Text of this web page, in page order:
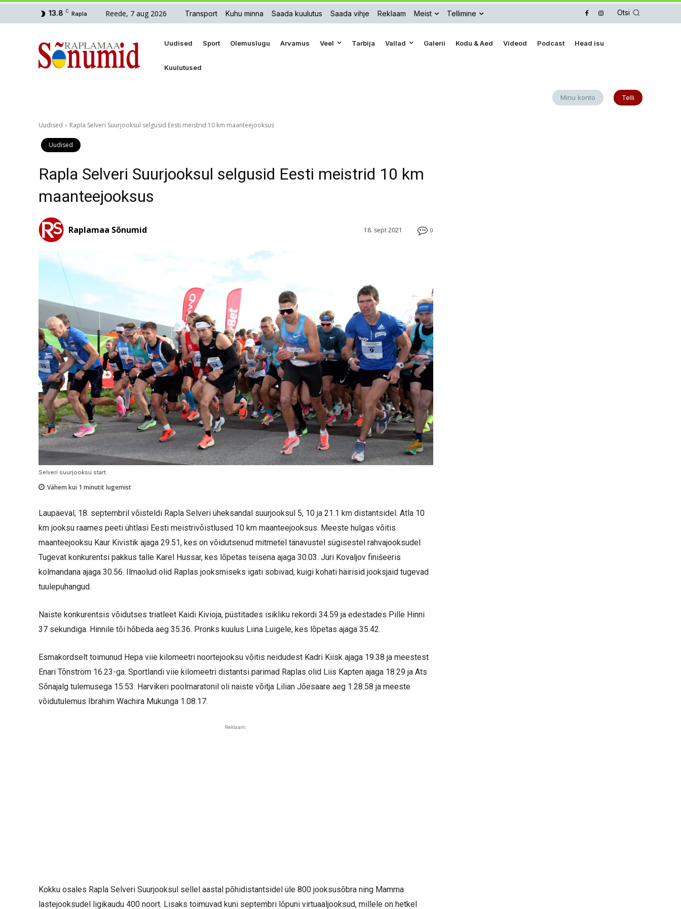
13.8 C Rapla Reede, 7 aug 2026 Transport Kuhu minna Saada kuulutus Saada vihje Reklaam Meist Tellimine Otsi
Uudised Sport Olemuslugu Arvamus Veel Tarbija Vallad Galerii Kodu & Aed Videod Podcast Head isu
Kuulutused
Minu konto Telli
Uudised Rapla Selveri Suurjooksul selgusid Eesti meistrid 10 km maanteejooksus
Uudised
Rapla Selveri Suurjooksul selgusid Eesti meistrid 10 km
maanteejooksus
0
18. sept 2021
Raplamaa Sõnumid
Selveri suurjooksu start.
Vähem kui 1 minutit lugemist
Laupäeval, 18. septembril võisteldi Rapla Selveri üheksandal suurjooksul 5, 10 ja 21.1 km distantsidel. Atla 10
km jooksu raames peeti ühtlasi Eesti meistrivõistlused 10 km maanteejooksus. Meeste hulgas võitis
maanteejooksu Kaur Kivistik ajaga 29.51, kes on võidutsenud mitmetel tänavustel sügisestel rahvajooksudel.
Tugevat konkurentsi pakkus talle Karel Hussar, kes lõpetas teisena ajaga 30.03. Juri Kovaljov finišeeris
kolmandana ajaga 30.56. Ilmaolud olid Raplas jooksmiseks igati sobivad, kuigi kohati häirisid jooksjaid tugevad
tuulepuhangud.
Naiste konkurentsis võidutses triatleet Kaidi Kivioja, püstitades isikliku rekordi 34.59 ja edestades Pille Hinni
37 sekundiga. Hinnile tõi hõbeda aeg 35.36. Pronks kuulus Liina Luigele, kes lõpetas ajaga 35.42.
Esmakordselt toimunud Hepa viie kilomeetri noortejooksu võitis neidudest Kadri Kiisk ajaga 19.38 ja meestest
Enari Tõnström 16.23-ga. Sportlandi viie kilomeetri distantsi parimad Raplas olid Liis Kapten ajaga 18.29 ja Ats
Sõnajalg tulemusega 15.53. Harvikeri poolmaratonil oli naiste võitja Lilian Jõesaare aeg 1.28.58 ja meeste
võidutulemus Ibrahim Wachira Mukunga 1.08.17.
Reklaam:
Kokku osales Rapla Selveri Suurjooksul sellel aastal põhidistantsidel üle 800 jooksusõbra ning Mamma
lastejooksudel ligikaudu 400 noort. Lisaks toimuvad kuni septembri lõpuni virtuaaljooksud, millele on hetkel